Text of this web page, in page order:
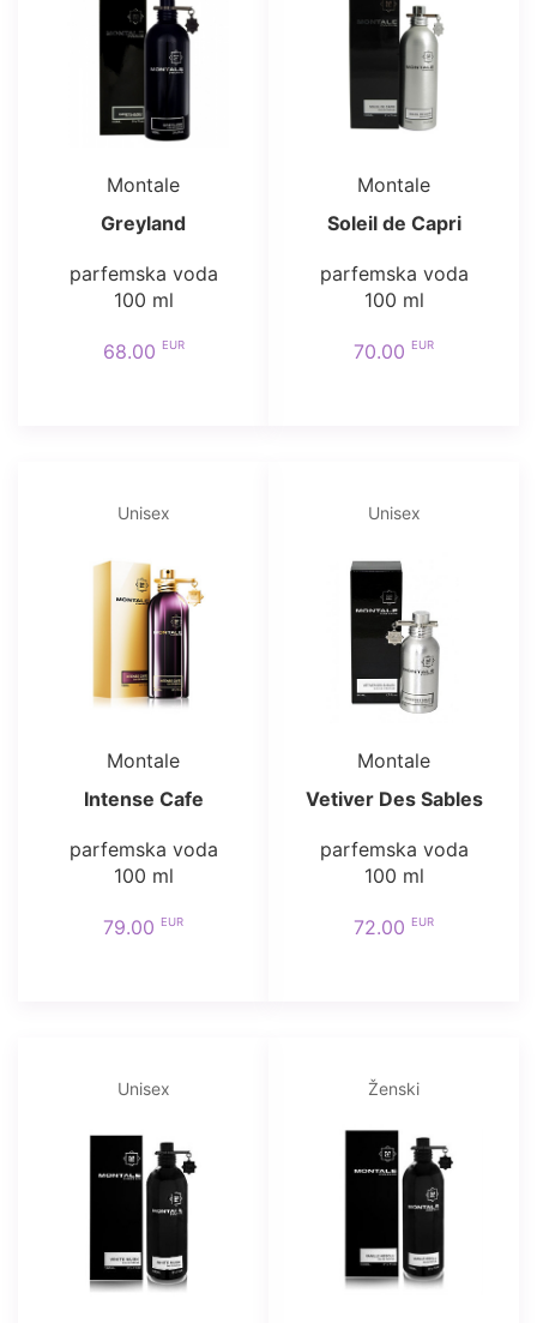
Montale
Greyland
parfemska voda
100 ml
68.00 EUR
Montale
Soleil de Capri
parfemska voda
100 ml
70.00 EUR
Unisex
Montale
Intense Cafe
parfemska voda
100 ml
79.00 EUR
Unisex
Montale
Vetiver Des Sables
parfemska voda
100 ml
72.00 EUR
Unisex Ženski